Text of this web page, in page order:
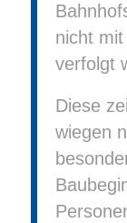
nicht
verfolgt
Diese
wiegen